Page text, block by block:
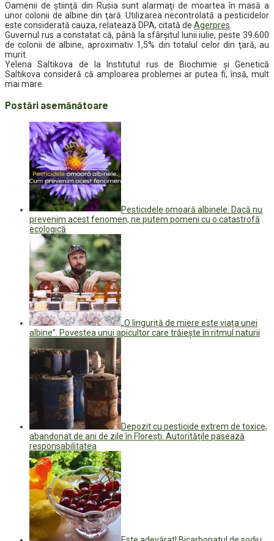
Oamenii de ştiinţă din Rusia sunt alarmaţi de moartea în masă a
unor colonii de albine din ţară. Utilizarea necontrolată a pesticidelor
este considerată cauza, relatează DPA, citată de Agerpres
Guvernul rus a constatat că, până la sfârşitul lunii iulie, peste 39.600
de colonii de albine, aproximativ 1,5% din totalul celor din ţară, au
murit.
Yelena Saltikova de la Institutul rus de Biochimie şi Genetică
Saltikova consideră că amploarea problemei ar putea fi, însă, mult
mai mare.
Postări asemănătoare
Pesticidele omoară albinele. Dacă nu
prevenim acest fenomen, ne putem pomeni cu o catastrofă
ecologică
„O linguriță de miere este viața unei
albine”. Povestea unui apicultor care trăiește în ritmul naturii
Depozit cu pesticide extrem de toxice,
abandonat de ani de zile în Florești. Autoritățile pasează
responsabilitatea